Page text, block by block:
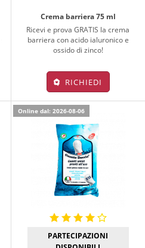
Crema barriera 75 ml
Ricevi e prova GRATIS la crema
barriera con acido ialuronico e
ossido di zinco!
RICHIEDI
Online dal: 2026-08-06
PARTECIPAZIONI